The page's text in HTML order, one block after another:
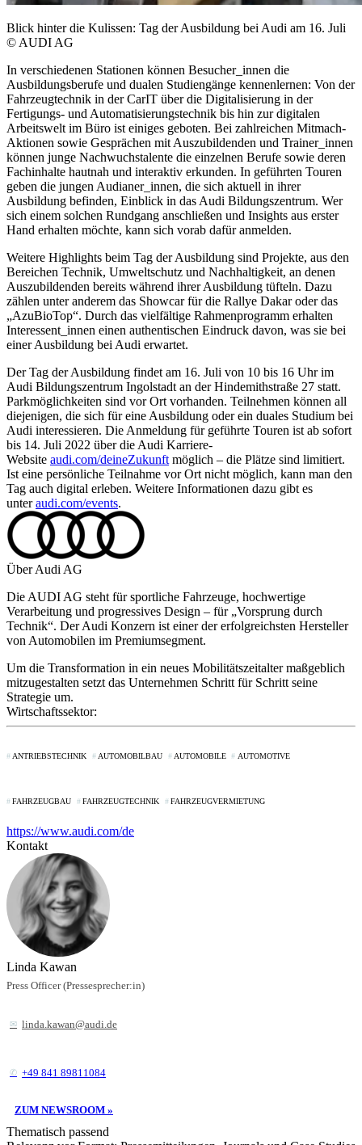
Blick hinter die Kulissen: Tag der Ausbildung bei Audi am 16. Juli
© AUDI AG
In verschiedenen Stationen können Besucher_innen die
Ausbildungsberufe und dualen Studiengänge kennenlernen: Von der
Fahrzeugtechnik in der CarIT über die Digitalisierung in der
Fertigungs- und Automatisierungstechnik bis hin zur digitalen
Arbeitswelt im Büro ist einiges geboten. Bei zahlreichen Mitmach-
Aktionen sowie Gesprächen mit Auszubildenden und Trainer_innen
können junge Nachwuchstalente die einzelnen Berufe sowie deren
Fachinhalte hautnah und interaktiv erkunden. In geführten Touren
geben die jungen Audianer_innen, die sich aktuell in ihrer
Ausbildung befinden, Einblick in das Audi Bildungszentrum. Wer
sich einem solchen Rundgang anschließen und Insights aus erster
Hand erhalten möchte, kann sich vorab dafür anmelden.
Weitere Highlights beim Tag der Ausbildung sind Projekte, aus den
Bereichen Technik, Umweltschutz und Nachhaltigkeit, an denen
Auszubildenden bereits während ihrer Ausbildung tüfteln. Dazu
zählen unter anderem das Showcar für die Rallye Dakar oder das
„AzuBioTop“. Durch das vielfältige Rahmenprogramm erhalten
Interessent_innen einen authentischen Eindruck davon, was sie bei
einer Ausbildung bei Audi erwartet.
Der Tag der Ausbildung findet am 16. Juli von 10 bis 16 Uhr im
Audi Bildungszentrum Ingolstadt an der Hindemithstraße 27 statt.
Parkmöglichkeiten sind vor Ort vorhanden. Teilnehmen können all
diejenigen, die sich für eine Ausbildung oder ein duales Studium bei
Audi interessieren. Die Anmeldung für geführte Touren ist ab sofort
bis 14. Juli 2022 über die Audi Karriere-
Website audi.com/deineZukunft möglich – die Plätze sind limitiert.
Ist eine persönliche Teilnahme vor Ort nicht möglich, kann man den
Tag auch digital erleben. Weitere Informationen dazu gibt es
unteraudi.com/events.
Über Audi AG
Die AUDI AG steht für sportliche Fahrzeuge, hochwertige
Verarbeitung und progressives Design – für „Vorsprung durch
Technik“. Der Audi Konzern ist einer der erfolgreichsten Hersteller
von Automobilen im Premiumsegment.
Um die Transformation in ein neues Mobilitätszeitalter maßgeblich
mitzugestalten setzt das Unternehmen Schritt für Schritt seine
Strategie um.
Wirtschaftssektor:
ANTRIEBSTECHNIK AUTOMOBILBAU AUTOMOBILE AUTOMOTIVE
FAHRZEUGBAU FAHRZEUGTECHNIK FAHRZEUGVERMIETUNG
https://www.audi.com/de
Kontakt
Linda Kawan
Press Officer (Pressesprecher:in)
linda.kawan@audi.de
+49 841 89811084
ZUM NEWSROOM »
Thematisch passend